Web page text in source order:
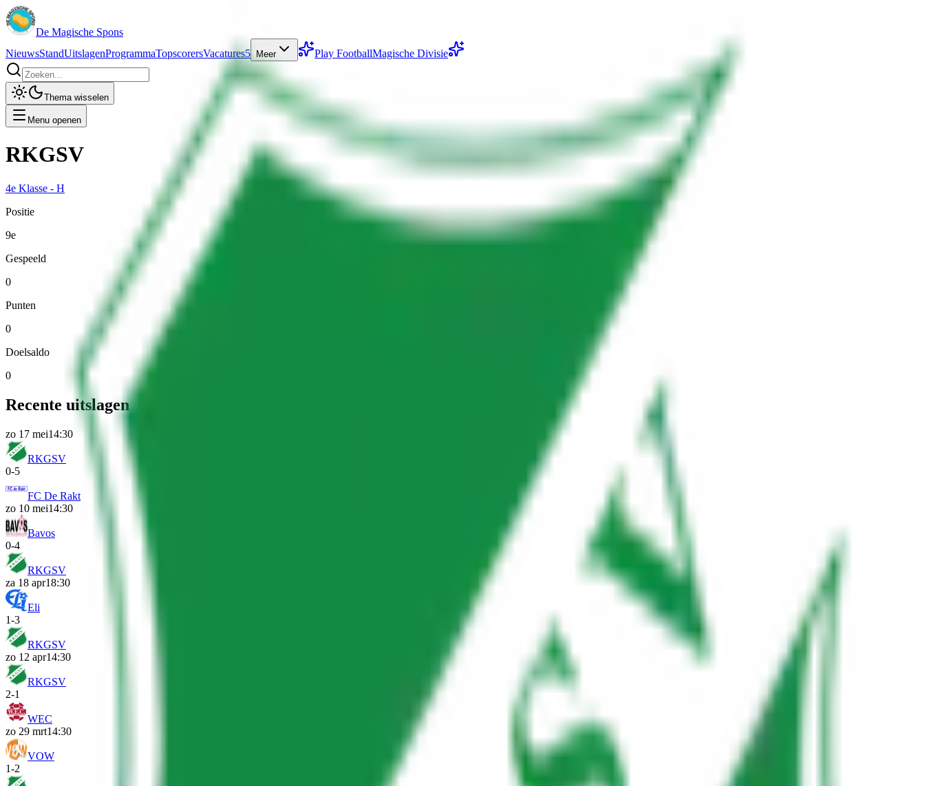
De Magische Spons
NieuwsStandUitslagenProgrammaTopscorersVacatures5 Meer Play FootballMagische Divisie
Thema wisselen
Menu openen
RKGSV
4e Klasse - H
Positie
9e
Gespeeld
0
Punten
0
Doelsaldo
0
Recente uitslagen
zo 17 mei14:30
RKGSV
0-5
FC De Rakt
zo 10 mei14:30
Bavos
0-4
RKGSV
za 18 apr18:30
Eli
1-3
RKGSV
zo 12 apr14:30
RKGSV
2-1
WEC
zo 29 mrt14:30
VOW
1-2